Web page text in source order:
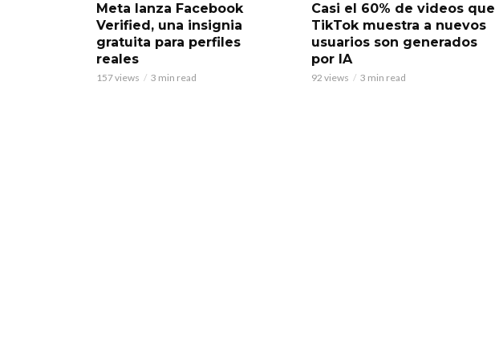
Meta lanza Facebook
Verified, una insignia
gratuita para perfiles
reales
157 views 3 min read
Casi el 60% de videos que
TikTok muestra a nuevos
usuarios son generados
por IA
92 views 3 min read